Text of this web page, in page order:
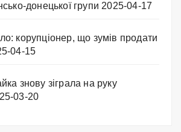
донецької групи 2025-04-17
корупціонер, що зумів продати
04-15
знову зіграла на руку
03-20